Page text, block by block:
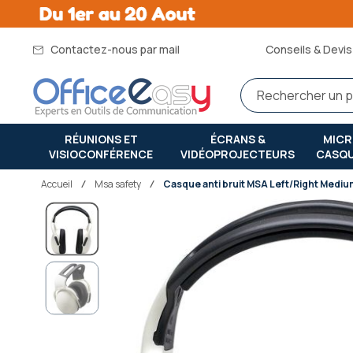
Contactez-nous par mail Conseils &
RÉUNIONS ET
VISIOCONFÉRENCE
ÉCRANS &
VIDÉOPROJECTEURS
Accueil msa safety Casque anti bruit MSA Left/Right
Passer
fin
de
galerie
d’images